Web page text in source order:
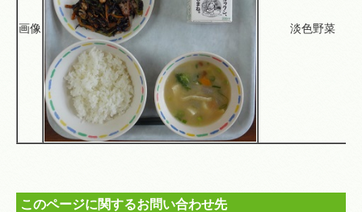
画像 淡色野菜
このページに関するお問い合わせ先